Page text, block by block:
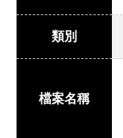
類別
檔案名稱